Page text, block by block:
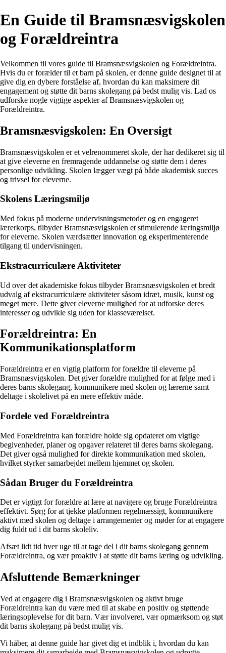
En Guide til Bramsnæsvigskolen
og Forældreintra
Velkommen til vores guide til Bramsnæsvigskolen og Forældreintra.
Hvis du er forælder til et barn på skolen, er denne guide designet til at
give dig en dybere forståelse af, hvordan du kan maksimere dit
engagement og støtte dit barns skolegang på bedst mulig vis. Lad os
udforske nogle vigtige aspekter af Bramsnæsvigskolen og
Forældreintra.
Bramsnæsvigskolen: En Oversigt
Bramsnæsvigskolen er et velrenommeret skole, der har dedikeret sig til
at give eleverne en fremragende uddannelse og støtte dem i deres
personlige udvikling. Skolen lægger vægt på både akademisk succes
og trivsel for eleverne.
Skolens Læringsmiljø
Med fokus på moderne undervisningsmetoder og en engageret
lærerkorps, tilbyder Bramsnæsvigskolen et stimulerende læringsmiljø
for eleverne. Skolen værdsætter innovation og eksperimenterende
tilgang til undervisningen.
Ekstracurriculære Aktiviteter
Ud over det akademiske fokus tilbyder Bramsnæsvigskolen et bredt
udvalg af ekstracurriculære aktiviteter såsom idræt, musik, kunst og
meget mere. Dette giver eleverne mulighed for at udforske deres
interesser og udvikle sig uden for klasseværelset.
Forældreintra: En
Kommunikationsplatform
Forældreintra er en vigtig platform for forældre til eleverne på
Bramsnæsvigskolen. Det giver forældre mulighed for at følge med i
deres barns skolegang, kommunikere med skolen og lærerne samt
deltage i skolelivet på en mere effektiv måde.
Fordele ved Forældreintra
Med Forældreintra kan forældre holde sig opdateret om vigtige
begivenheder, planer og opgaver relateret til deres barns skolegang.
Det giver også mulighed for direkte kommunikation med skolen,
hvilket styrker samarbejdet mellem hjemmet og skolen.
Sådan Bruger du Forældreintra
Det er vigtigt for forældre at lære at navigere og bruge Forældreintra
effektivt. Sørg for at tjekke platformen regelmæssigt, kommunikere
aktivt med skolen og deltage i arrangementer og møder for at engagere
dig fuldt ud i dit barns skoleliv.
Afsæt lidt tid hver uge til at tage del i dit barns skolegang gennem
Forældreintra, og vær proaktiv i at støtte dit barns læring og udvikling.
Afsluttende Bemærkninger
Ved at engagere dig i Bramsnæsvigskolen og aktivt bruge
Forældreintra kan du være med til at skabe en positiv og støttende
læringsoplevelse for dit barn. Vær involveret, vær opmærksom og støt
dit barns skolegang på bedst mulig vis.
Vi håber, at denne guide har givet dig et indblik i, hvordan du kan